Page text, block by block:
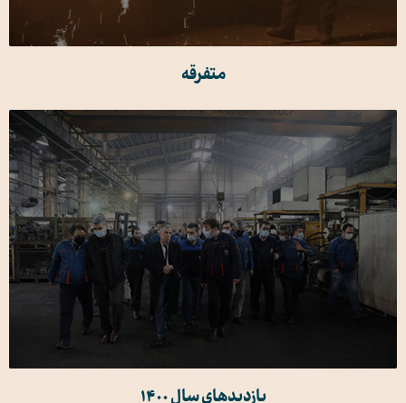
متفرقه
بازدیدهای سال 1400